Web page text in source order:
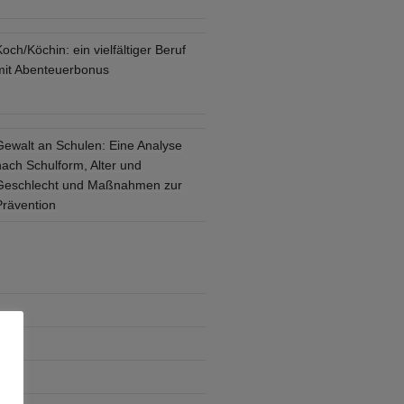
Köchin: ein vielfältiger Beruf
Abenteuerbonus
an Schulen: Eine Analyse
Schulform, Alter und
und Maßnahmen zur